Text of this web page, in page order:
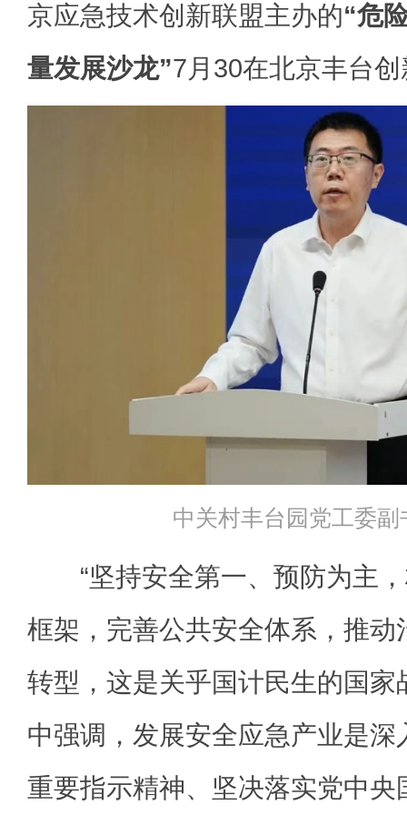
京应急技术创新联盟主办的“危
量发展沙龙”7月30在北京丰台
中关村丰台园党工委副
“坚持安全第一、预防为主，
框架，完善公共安全体系，推动
转型，这是关乎国计民生的国家
中强调，发展安全应急产业是
重要指示精神、坚决落实党中央